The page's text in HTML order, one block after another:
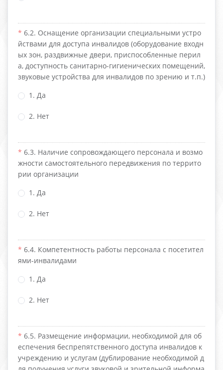
6.2. Оснащение организации специальными устро
йствами для доступа инвалидов (оборудование входн
ых зон, раздвижные двери, приспособленные перил
а, доступность санитарно-гигиенических помещений,
звуковые устройства для инвалидов по зрению и т.п.)
1. Да
2. Нет
6.3. Наличие сопровождающего персонала и возмо
жности самостоятельного передвижения по террито
рии организации
1. Да
2. Нет
6.4. Компетентность работы персонала с посетител
ями-инвалидами
1. Да
2. Нет
6.5. Размещение информации, необходимой для об
еспечения беспрепятственного доступа инвалидов к
учреждению и услугам (дублирование необходимой д